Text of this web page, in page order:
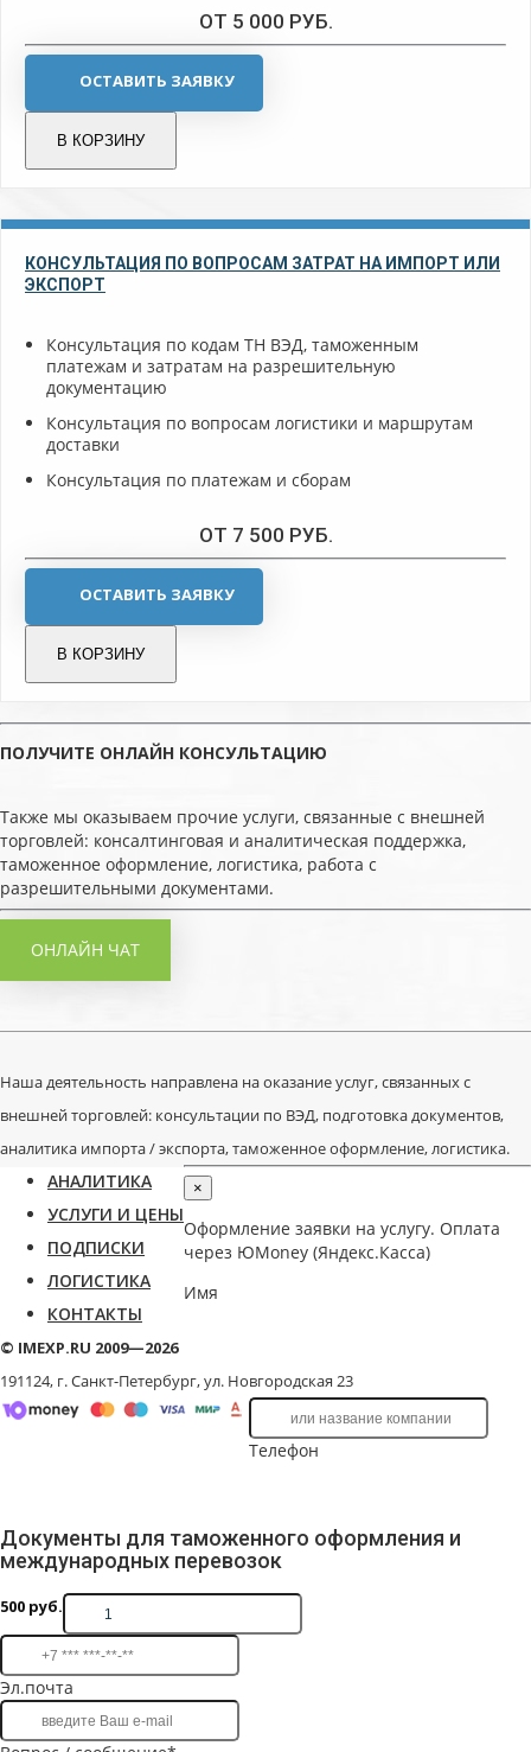
ОТ 5 000 РУБ.
ОСТАВИТЬ ЗАЯВКУ
В КОРЗИНУ
КОНСУЛЬТАЦИЯ ПО ВОПРОСАМ ЗАТРАТ НА ИМПОРТ ИЛИ
ЭКСПОРТ
Консультация по кодам ТН ВЭД, таможенным
платежам и затратам на разрешительную
документацию
Консультация по вопросам логистики и маршрутам
доставки
Консультация по платежам и сборам
ОТ 7 500 РУБ.
ОСТАВИТЬ ЗАЯВКУ
В КОРЗИНУ
ПОЛУЧИТЕ ОНЛАЙН КОНСУЛЬТАЦИЮ
Также мы оказываем прочие услуги, связанные с внешней
торговлей: консалтинговая и аналитическая поддержка,
таможенное оформление, логистика, работа с
разрешительными документами.
ОНЛАЙН ЧАТ
Наша деятельность направлена на оказание услуг, связанных с
внешней торговлей: консультации по ВЭД, подготовка документов,
аналитика импорта / экспорта, таможенное оформление, логистика.
АНАЛИТИКА
УСЛУГИ И ЦЕНЫ
ПОДПИСКИ
ЛОГИСТИКА
КОНТАКТЫ
© IMEXP.RU 2009—2026
191124, г. Санкт-Петербург,ул. Новгородская 23
×
Оформление заявки на услугу. Оплата
через ЮMoney (Яндекс.Касса)
Документы для таможенного оформления и
международных перевозок
500 руб.
Имя
Телефон
Эл.почта